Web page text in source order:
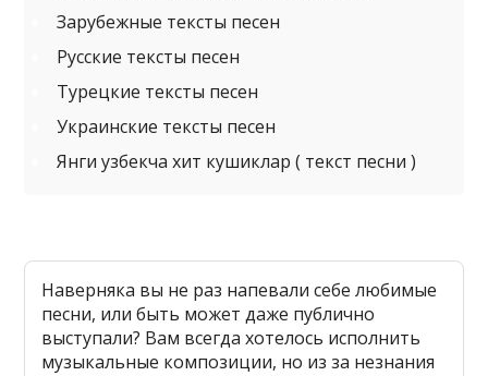
Зарубежные тексты песен
Русские тексты песен
Турецкие тексты песен
Украинские тексты песен
Янги узбекча хит кушиклар ( текст песни )
Наверняка вы не раз напевали себе любимые
песни, или быть может даже публично
выступали? Вам всегда хотелось исполнить
музыкальные композиции, но из за незнания